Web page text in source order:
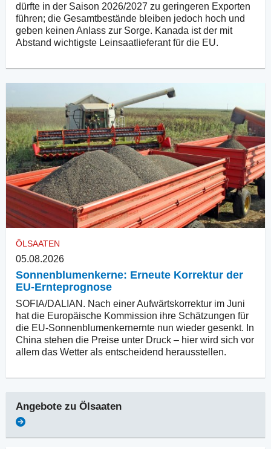
dürfte in der Saison 2026/2027 zu geringeren Exporten
führen; die Gesamtbestände bleiben jedoch hoch und
geben keinen Anlass zur Sorge. Kanada ist der mit
Abstand wichtigste Leinsaatlieferant für die EU.
ÖLSAATEN
05.08.2026
Sonnenblumenkerne: Erneute Korrektur der
EU-Ernteprognose
SOFIA/DALIAN. Nach einer Aufwärtskorrektur im Juni
hat die Europäische Kommission ihre Schätzungen für
die EU-Sonnenblumenkernernte nun wieder gesenkt. In
China stehen die Preise unter Druck – hier wird sich vor
allem das Wetter als entscheidend herausstellen.
Angebote zu Ölsaaten